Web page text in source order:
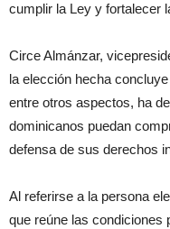
cumplir la Ley y fortalecer
Circe Almánzar,
la elección hecha
entre otros aspectos, ha
dominicanos puedan
defensa de sus derechos
Al referirse a la persona
que reúne las condiciones